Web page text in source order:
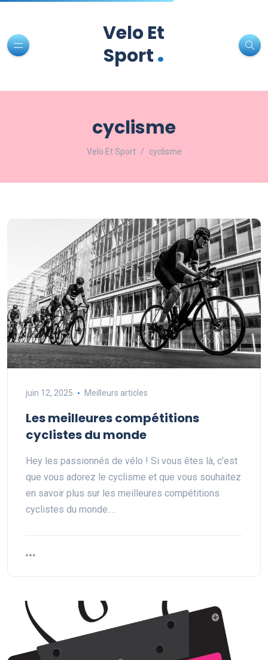
Velo Et
Sport.
cyclisme
Velo Et Sport cyclisme
juin 12, 2025 Meilleurs articles
Les meilleures compétitions
cyclistes du monde
Hey les passionnés de vélo ! Si vous êtes là, c’est
que vous adorez le cyclisme et que vous souhaitez
en savoir plus sur les meilleures compétitions
cyclistes du monde.…